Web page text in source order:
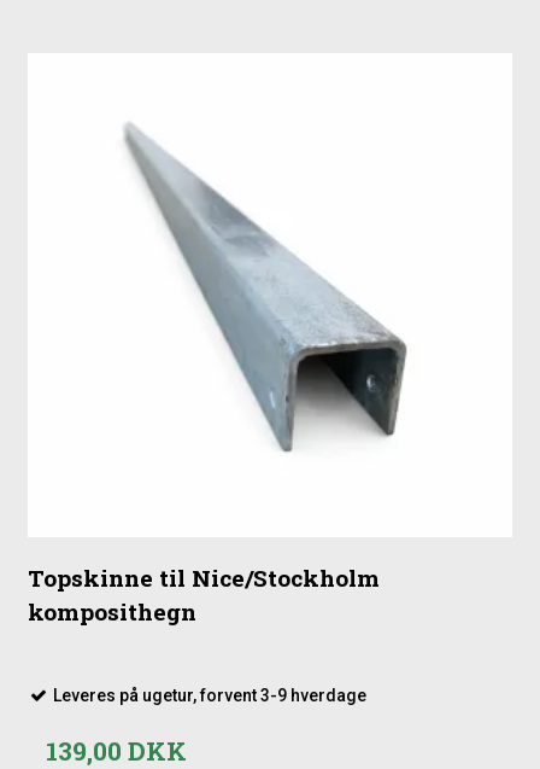
Topskinne til Nice/Stockholm
komposithegn
Leveres på ugetur, forvent 3-9 hverdage
139,00 DKK